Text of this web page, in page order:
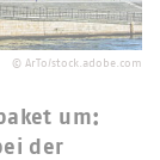
© ArTo/stock.adobe.com
um:
der